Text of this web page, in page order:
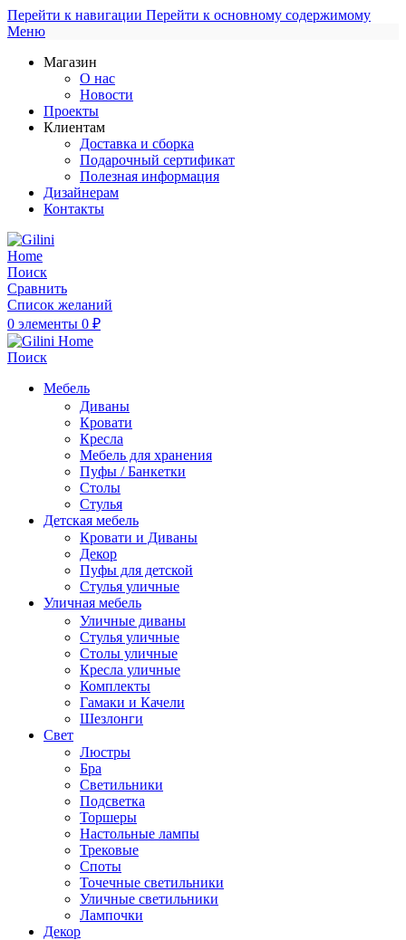
Перейти к навигации Перейти к основному содержимому
Меню
Магазин
О нас
Новости
Проекты
Клиентам
Доставка и сборка
Подарочный сертификат
Полезная информация
Дизайнерам
Контакты
Поиск
Сравнить
Список желаний
0 элементы 0 ₽
Поиск
Мебель
Диваны
Кровати
Кресла
Мебель для хранения
Пуфы / Банкетки
Столы
Стулья
Детская мебель
Кровати и Диваны
Декор
Пуфы для детской
Стулья уличные
Уличная мебель
Уличные диваны
Стулья уличные
Столы уличные
Кресла уличные
Комплекты
Гамаки и Качели
Шезлонги
Свет
Люстры
Бра
Светильники
Подсветка
Торшеры
Настольные лампы
Трековые
Споты
Точечные светильники
Уличные светильники
Лампочки
Декор